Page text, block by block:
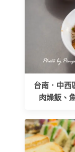
台南．中西
肉燥飯、